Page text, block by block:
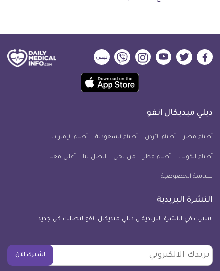
ديلي
فيسبوك
ديلي
تويتر
ديلي
ميديكال
يوتيوب
ديلي
ميديكال
انفو
ديلي
ميديكال
انفو
ديلي
ميديكال
انفو
حمل
تطبيق
معلومة
للآيفون
ديلي ميديكال انفو
أطباء مصر أطباء الأردن أطباء السعودية أطباء الإمارات
أطباء الكويت أطباء قطر من نحن اتصل بنا أعلن معنا
سياسة الخصوصية
النشرة البريدية
اشترك في النشرة البريدية ل ديلي ميديكال انفو ليصلك كل جديد
بريدك
الالكتروني
اشترك الآن